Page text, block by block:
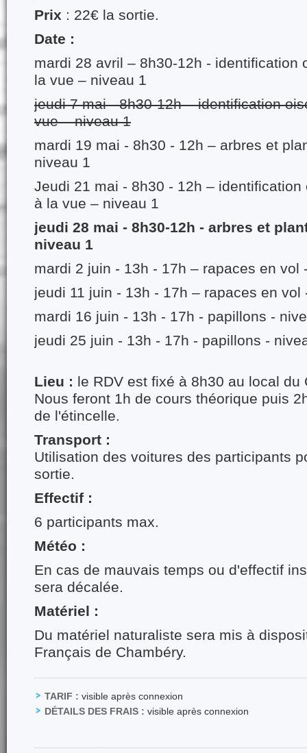
Prix : 22€ la sortie.
Date :
mardi 28 avril – 8h30-12h - identification
la vue – niveau 1
jeudi 7 mai - 8h30-12h – identification
vue – niveau 1
mardi 19 mai - 8h30 - 12h – arbres et
niveau 1
Jeudi 21 mai - 8h30 - 12h –
à la vue – niveau 1
jeudi 28 mai - 8h30-12h - arbres et
niveau 1
mardi 2 juin - 13h - 17h – rapaces en vol
jeudi 11 juin - 13h - 17h – rapaces en vol
mardi 16 juin - 13h - 17h - papillons -
jeudi 25 juin - 13h - 17h - papillons -
Lieu : le RDV est fixé à 8h30 au local du
Nous feront 1h de cours théorique puis
de l'étincelle.
Transport :
Utilisation des voitures des participants
sortie.
Effectif :
6 participants max.
Météo :
En cas de mauvais temps ou d'effectif
sera décalée.
Matériel :
Du matériel naturaliste sera mis à
Français de Chambéry.
TARIF : visible après connexion
DÉTAILS DES FRAIS : visible après connexion